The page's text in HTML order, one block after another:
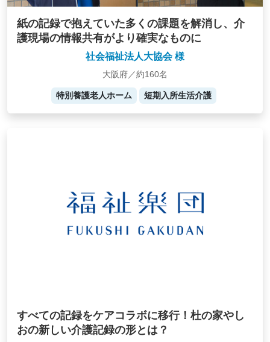
紙の記録で抱えていた多くの課題を解消し、介
護現場の情報共有がより確実なものに
社会福祉法人大協会 様
大阪府／約160名
特別養護老人ホーム 短期入所生活介護
すべての記録をケアコラボに移行！杜の家やし
おの新しい介護記録の形とは？